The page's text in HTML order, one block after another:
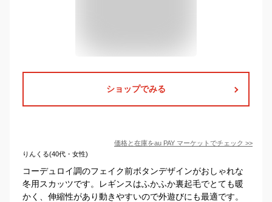
ショップでみる
価格と在庫をau PAY マーケット でチェック >>
りんくる(40代・女性)
コーデュロイ調のフェイク前ボタンデザインがおしゃれな
冬用スカッツです。レギンスはふかふか裏起毛でとても暖
かく、伸縮性があり動きやすいので外遊びにも最適です。